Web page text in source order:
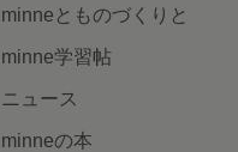
minneとものづくりと
minne学習帖
ニュース
minneの本